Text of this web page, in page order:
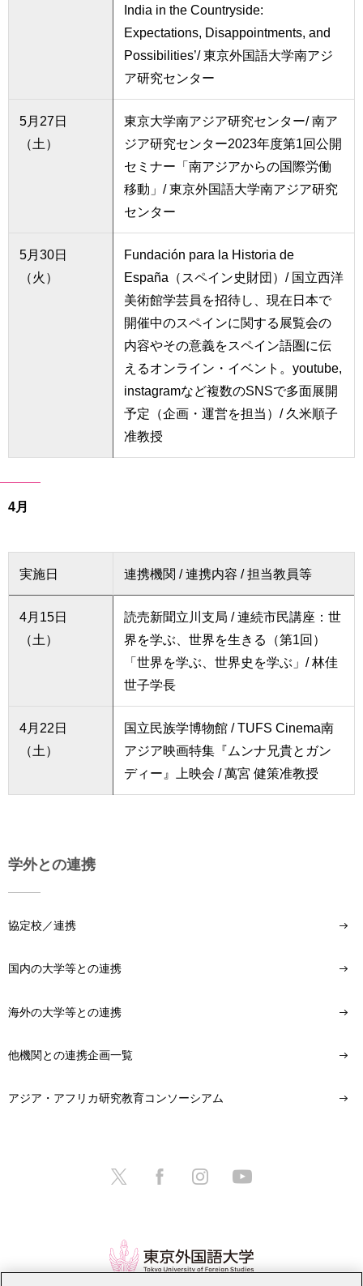
India in the Countryside:
Expectations, Disappointments, and
Possibilities’/ 東京外国語大学南アジ
ア研究センター
5月27日
（土）
東京大学南アジア研究センター/ 南ア
ジア研究センター2023年度第1回公開
セミナー「南アジアからの国際労働
移動」/ 東京外国語大学南アジア研究
センター
5月30日
（火）
Fundación para la Historia de
España（スペイン史財団）/ 国立西洋
美術館学芸員を招待し、現在日本で
開催中のスペインに関する展覧会の
内容やその意義をスペイン語圏に伝
えるオンライン・イベント。youtube,
instagramなど複数のSNSで多面展開
予定（企画・運営を担当）/ 久米順子
准教授
4月
実施日 連携機関 / 連携内容 / 担当教員等
4月15日
（土）
読売新聞立川支局 / 連続市民講座：世
界を学ぶ、世界を生きる（第1回）
「世界を学ぶ、世界史を学ぶ」/ 林佳
世子学長
4月22日
（土）
国立民族学博物館 / TUFS Cinema南
アジア映画特集『ムンナ兄貴とガン
ディー』上映会 / 萬宮 健策准教授
学外との連携
協定校／連携
国内の大学等との連携
海外の大学等との連携
他機関との連携企画一覧
アジア・アフリカ研究教育コンソーシアム